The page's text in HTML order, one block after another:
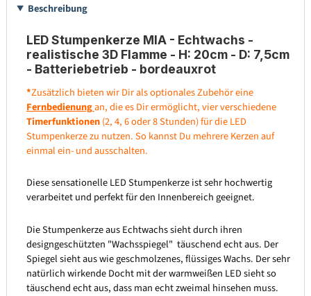
Beschreibung
LED Stumpenkerze MIA - Echtwachs -
realistische 3D Flamme - H: 20cm - D: 7,5cm
- Batteriebetrieb - bordeauxrot
*Zusätzlich bieten wir Dir als optionales Zubehör eine
Fernbedienungan, die es Dir ermöglicht, vier verschiedene
Timerfunktionen(2, 4, 6 oder 8 Stunden) für die LED
Stumpenkerze zu nutzen. So kannst Du mehrere Kerzen auf
einmal ein- und ausschalten.
Diese sensationelle LED Stumpenkerze ist sehr hochwertig
verarbeitet und perfekt für den Innenbereich geeignet.
Die Stumpenkerze aus Echtwachs sieht durch ihren
designgeschützten "Wachsspiegel" täuschend echt aus. Der
Spiegel sieht aus wie geschmolzenes, flüssiges Wachs. Der sehr
natürlich wirkende Docht mit der warmweißen LED sieht so
täuschend echt aus, dass man echt zweimal hinsehen muss.